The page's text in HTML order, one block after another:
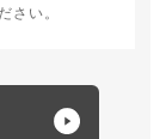
さい。